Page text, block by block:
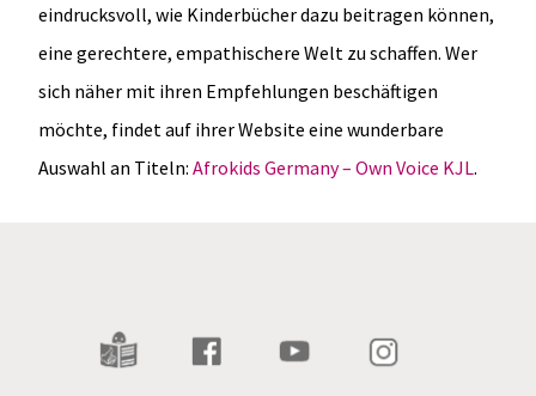
eindrucksvoll, wie Kinderbücher dazu beitragen können,
eine gerechtere, empathischere Welt zu schaffen. Wer
sich näher mit ihren Empfehlungen beschäftigen
möchte, findet auf ihrer Website eine wunderbare
Auswahl an Titeln: Afrokids Germany – Own Voice KJL.